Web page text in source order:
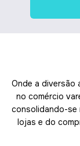
Onde a diversão
no comércio
consolidando-se
lojas e do